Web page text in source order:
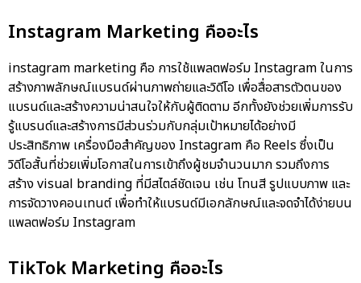
Instagram Marketing คืออะไร
instagram marketing คือ การใช้แพลตฟอร์ม Instagram ในการ
สร้างภาพลักษณ์แบรนด์ผ่านภาพถ่ายและวิดีโอ เพื่อสื่อสารตัวตนของ
แบรนด์และสร้างความน่าสนใจให้กับผู้ติดตาม อีกทั้งยังช่วยเพิ่มการรับ
รู้แบรนด์และสร้างการมีส่วนร่วมกับกลุ่มเป้าหมายได้อย่างมี
ประสิทธิภาพ เครื่องมือสำคัญของ Instagram คือ Reels ซึ่งเป็น
วิดีโอสั้นที่ช่วยเพิ่มโอกาสในการเข้าถึงผู้ชมจำนวนมาก รวมถึงการ
สร้าง visual branding ที่มีสไตล์ชัดเจน เช่น โทนสี รูปแบบภาพ และ
การจัดวางคอนเทนต์ เพื่อทำให้แบรนด์มีเอกลักษณ์และจดจำได้ง่ายบน
แพลตฟอร์ม Instagram
TikTok Marketing คืออะไร